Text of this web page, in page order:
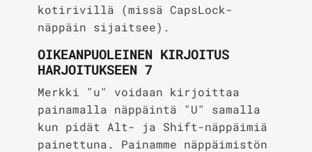
kotirivillä (missä CapsLock-
näppäin sijaitsee).
OIKEANPUOLEINEN KIRJOITUS
HARJOITUKSEEN 7
Merkki "u" voidaan kirjoittaa
painamalla näppäintä "U" samalla
kun pidät Alt- ja Shift-näppäimiä
painettuna. Painamme näppäimistön